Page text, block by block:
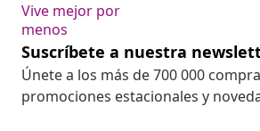
Vive mejor por
menos
Suscríbete a nuestra
Únete a los más de 700 000
promociones estacionales y